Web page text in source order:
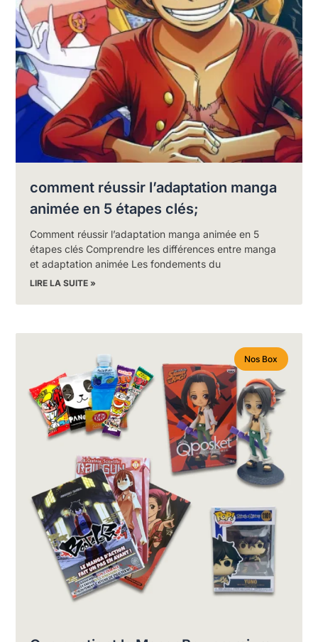
comment réussir l’adaptation manga
animée en 5 étapes clés;
Comment réussir l’adaptation manga animée en 5
étapes clés Comprendre les différences entre manga
et adaptation animée Les fondements du
LIRE LA SUITE »
Nos Box